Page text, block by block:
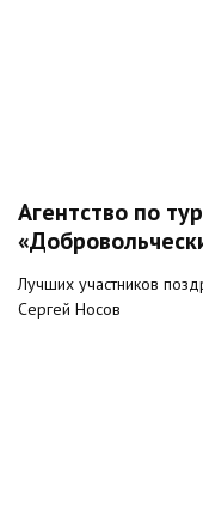
Агентство по
Лучших участников
Сергей Носов